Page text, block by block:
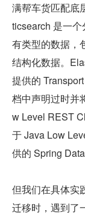
满帮车货匹配底
ticsearch 是一
有类型的数据，
结构化数据。
提供的
档中声明过时并
w Level REST
于 Java Low
供的 Spring
但我们在具体实
迁移时，遇到了